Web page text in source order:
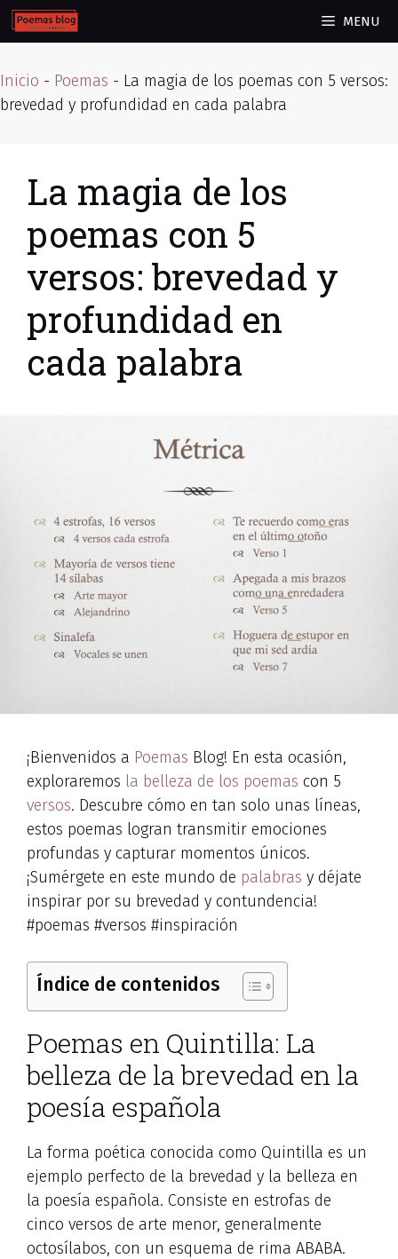
Skip
to
MENU
Inicio - Poemas - La magia de los poemas con 5 versos:
brevedad y profundidad en cada palabra
La magia de los
poemas con 5
versos: brevedad y
profundidad en
cada palabra
¡Bienvenidos a Poemas Blog! En esta ocasión,
exploraremos la belleza de los poemas con 5
versos. Descubre cómo en tan solo unas líneas,
estos poemas logran transmitir emociones
profundas y capturar momentos únicos.
¡Sumérgete en este mundo de palabras y déjate
inspirar por su brevedad y contundencia!
#poemas #versos #inspiración
Índice de contenidos
Poemas en Quintilla: La
belleza de la brevedad en la
poesía española
La forma poética conocida como Quintilla es un
ejemplo perfecto de la brevedad y la belleza en
la poesía española. Consiste en estrofas de
cinco versos de arte menor, generalmente
octosílabos, con un esquema de rima ABABA.